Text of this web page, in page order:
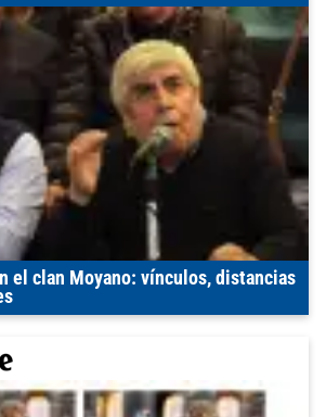
el clan Moyano: vínculos, distancias